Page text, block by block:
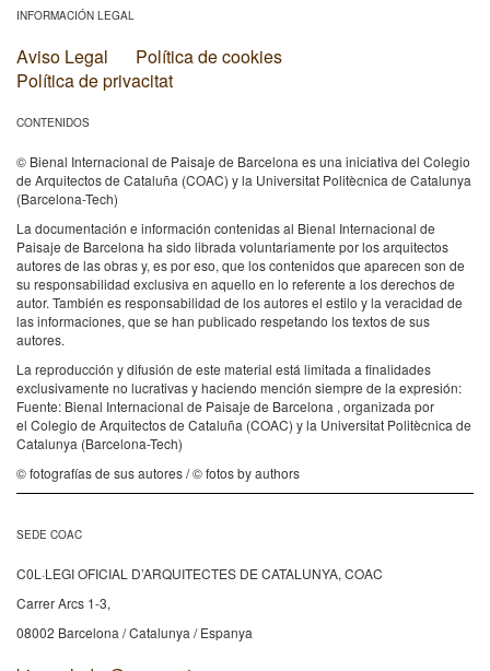
INFORMACIÓN LEGAL
Aviso Legal
Política de cookies
Política de privacitat
CONTENIDOS
© Bienal Internacional de Paisaje de Barcelona es una iniciativa del Colegio
de Arquitectos de Cataluña (COAC) y la Universitat Politècnica de Catalunya
(Barcelona-Tech)
La documentación e información contenidas al Bienal Internacional de
Paisaje de Barcelona ha sido librada voluntariamente por los arquitectos
autores de las obras y, es por eso, que los contenidos que aparecen son de
su responsabilidad exclusiva en aquello en lo referente a los derechos de
autor. También es responsabilidad de los autores el estilo y la veracidad de
las informaciones, que se han publicado respetando los textos de sus
autores.
La reproducción y difusión de este material está limitada a finalidades
exclusivamente no lucrativas y haciendo mención siempre de la expresión:
Fuente: Bienal Internacional de Paisaje de Barcelona , organizada por
el Colegio de Arquitectos de Cataluña (COAC) y la Universitat Politècnica de
Catalunya (Barcelona-Tech)
© fotografías de sus autores / © fotos by authors
SEDE COAC
C0L·LEGI OFICIAL D’ARQUITECTES DE CATALUNYA, COAC
Carrer Arcs 1-3,
08002 Barcelona / Catalunya / Espanya